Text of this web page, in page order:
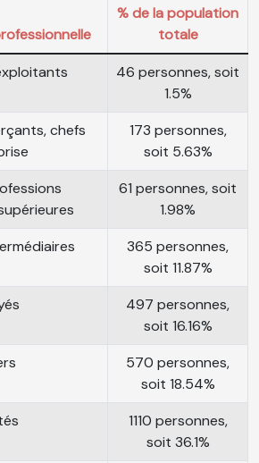
% de la population
totale
46 personnes, soit
1.5%
chefs
173 personnes,
soit 5.63%
61 personnes, soit
1.98%
365 personnes,
soit 11.87%
497 personnes,
soit 16.16%
570 personnes,
soit 18.54%
1110 personnes,
soit 36.1%